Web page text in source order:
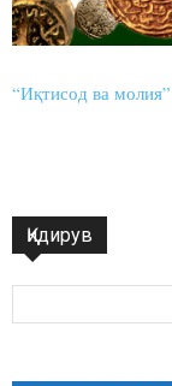
“Иқтисод ва
Қидирув